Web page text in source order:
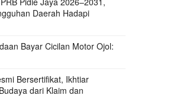
Daerah Hadapi
Bayar Cicilan Motor Ojol:
Bersertifikat, Ikhtiar
dari Klaim dan